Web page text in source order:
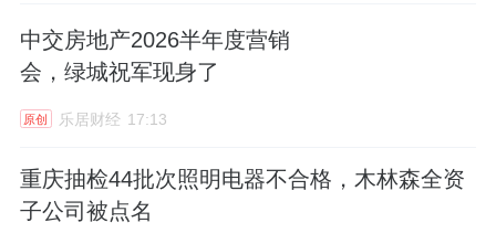
中交房地产2026半年度营销
会，绿城祝军现身了
原创 乐居财经 17:13
重庆抽检44批次照明电器不合格，木林森全资
子公司被点名